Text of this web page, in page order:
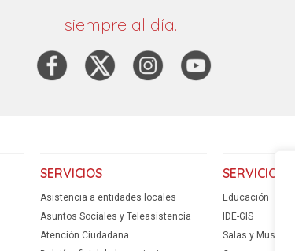
siempre al día…
SERVICIOS
Asistencia a entidades locales
Asuntos Sociales y Teleasistencia
Atención Ciudadana
SERVICIOS
Educación
IDE-GIS
Salas y Museos